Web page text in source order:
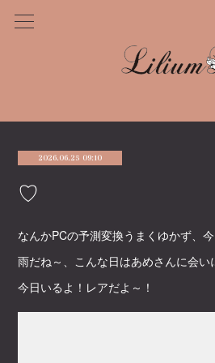
2026.06.25 09:10
♡
なんかPCの予測変換うまくゆかず、
雨だね～、こんな日はあめさんに会い
今日いるよ！レアだよ～！